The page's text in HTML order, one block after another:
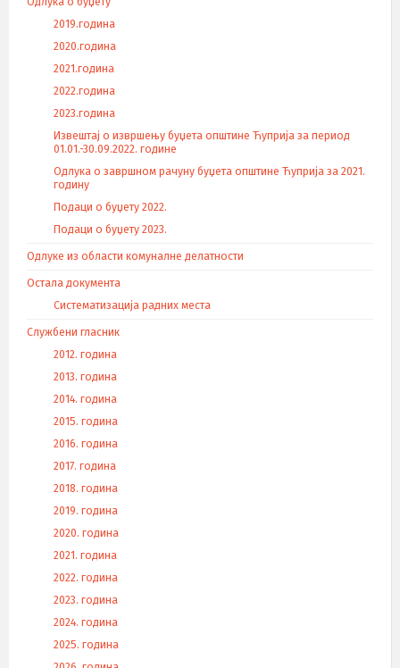
2019.година
2020.година
2021.година
2022.година
2023.година
Извештај о извршењу буџета општине Ћуприја за период
01.01.-30.09.2022. године
Одлука о завршном рачуну буџета општине Ћуприја за 2021.
годину
Подаци о буџету 2022.
Подаци о буџету 2023.
Одлуке из области комуналне делатности
Остала документа
Систематизација радних места
Службени гласник
2012. година
2013. година
2014. година
2015. година
2016. година
2017. година
2018. година
2019. година
2020. година
2021. година
2022. година
2023. година
2024. година
2025. година